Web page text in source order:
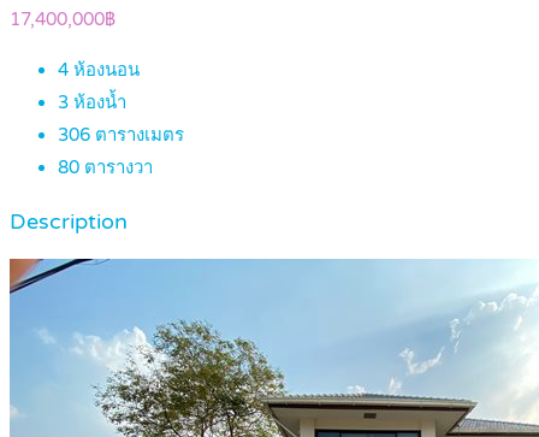
17,400,000฿
4 ห้องนอน
3 ห้องน้ำ
306 ตารางเมตร
80 ตารางวา
Description